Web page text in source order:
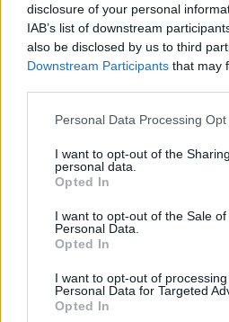
disclosure of your personal
IAB’s list of downstream
also be disclosed by us to third
Downstream Participants that may
Personal Data Processing
I want to opt-out of the
personal data.
Opted In
I want to opt-out of the Sale of
Personal Data.
Opted In
I want to opt-out of
Personal Data for Targeted
Opted In